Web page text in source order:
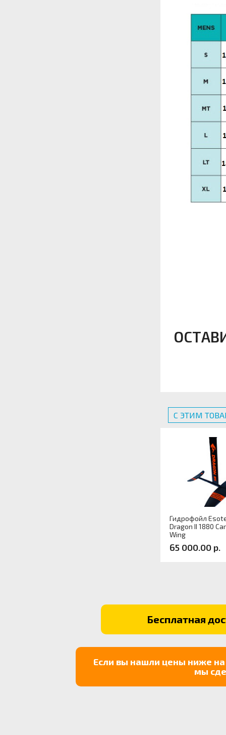
С ЭТИМ
Гидрофойл
Dragon II 1880
Wing
65 000.00 р.
Бесплатная
Если вы нашли цены ниже
мы